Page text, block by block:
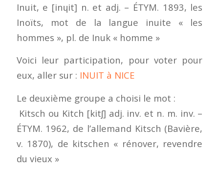
Inuit, e [inɥit] n. et adj. – ÉTYM. 1893, les
Inoïts, mot de la langue inuite « les
hommes », pl. de Inuk « homme »
Voici leur participation, pour voter pour
eux, aller sur : INUIT à NICE
Le deuxième groupe a choisi le mot :
Kitsch ou Kitch [kitʃ] adj. inv. et n. m. inv. –
ÉTYM. 1962, de l’allemand Kitsch (Bavière,
v. 1870), de kitschen « rénover, revendre
du vieux »